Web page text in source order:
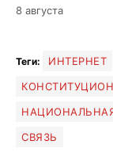
8 августа
Теги: ИНТЕРНЕТ
СВЯЗЬ